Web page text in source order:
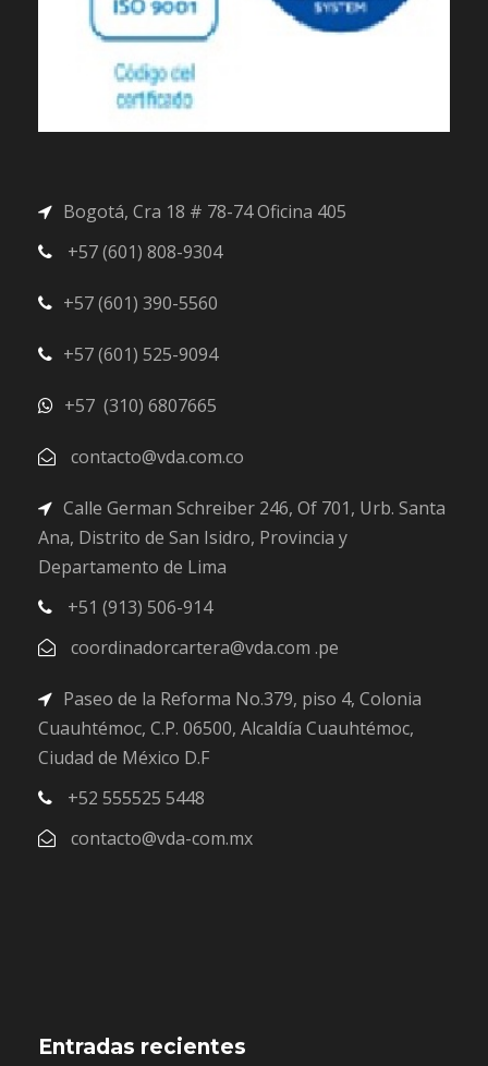
Bogotá, Cra 18 # 78-74 Oficina 405
+57 (601) 808-9304
+57 (601) 390-5560
+57 (601) 525-9094
+57 (310) 6807665
contacto@vda.com.co
Calle German Schreiber 246, Of 701, Urb. Santa
Ana, Distrito de San Isidro, Provincia y
Departamento de Lima
+51 (913) 506-914
coordinadorcartera@vda.com .pe
Paseo de la Reforma No.379, piso 4, Colonia
Cuauhtémoc, C.P. 06500, Alcaldía Cuauhtémoc,
Ciudad de México D.F
+52 555525 5448
contacto@vda-com.mx
Entradas recientes